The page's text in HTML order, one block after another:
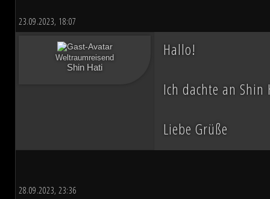
23.09.2023, 18:07
Weltraumreisend
Shin Hati
Hallo!
Ich dachte an
Liebe Grüße
28.09.2023, 23:36